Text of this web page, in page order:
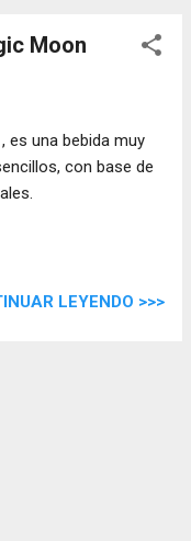
Moon
es una bebida muy
con base de
LEYENDO >>>